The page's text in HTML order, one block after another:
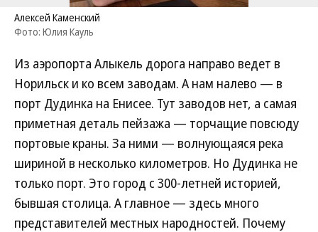
Алексей Каменский
Фото: Юлия Кауль
Из аэропорта Алыкель дорога направо ведет в
Норильск и ко всем заводам. А нам налево — в
порт Дудинка на Енисее. Тут заводов нет, а самая
приметная деталь пейзажа — торчащие повсюду
портовые краны. За ними — волнующаяся река
шириной в несколько километров. Но Дудинка не
только порт. Это город с 300-летней историей,
бывшая столица. А главное — здесь много
представителей местных народностей. Почему